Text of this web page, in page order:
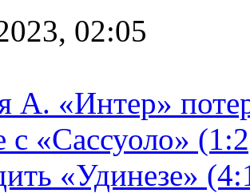
02:05
А. «Интер»
с «Сассуоло»
«Удинезе»